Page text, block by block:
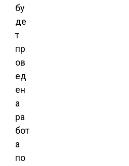
бу
де
т
пр
ов
ед
ен
а
ра
бот
а
по